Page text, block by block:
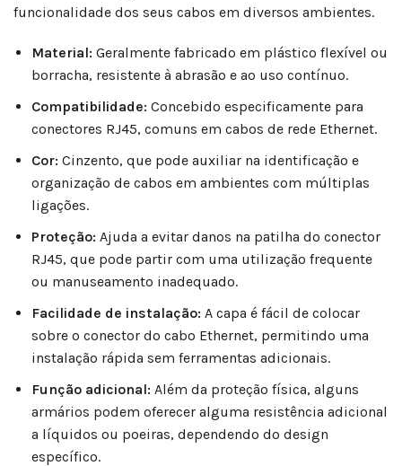
funcionalidade dos seus cabos em diversos ambientes.
Material: Geralmente fabricado em plástico flexível ou
borracha, resistente à abrasão e ao uso contínuo.
Compatibilidade: Concebido especificamente para
conectores RJ45, comuns em cabos de rede Ethernet.
Cor: Cinzento, que pode auxiliar na identificação e
organização de cabos em ambientes com múltiplas
ligações.
Proteção: Ajuda a evitar danos na patilha do conector
RJ45, que pode partir com uma utilização frequente
ou manuseamento inadequado.
Facilidade de instalação: A capa é fácil de colocar
sobre o conector do cabo Ethernet, permitindo uma
instalação rápida sem ferramentas adicionais.
Função adicional: Além da proteção física, alguns
armários podem oferecer alguma resistência adicional
a líquidos ou poeiras, dependendo do design
específico.